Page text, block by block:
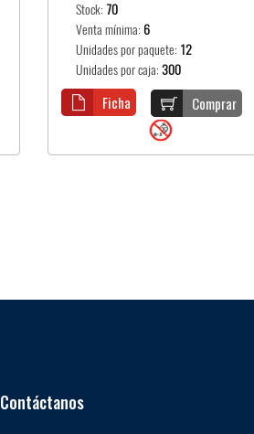
Stock: 70
Venta mínima: 6
Unidades por paquete: 12
Unidades por caja: 300
Comprar
Ficha
Contáctanos